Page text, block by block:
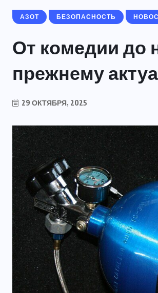
АЗОТ БЕЗОПАСНОСТЬ
От комедии до
прежнему
29 ОКТЯБРЯ, 2025